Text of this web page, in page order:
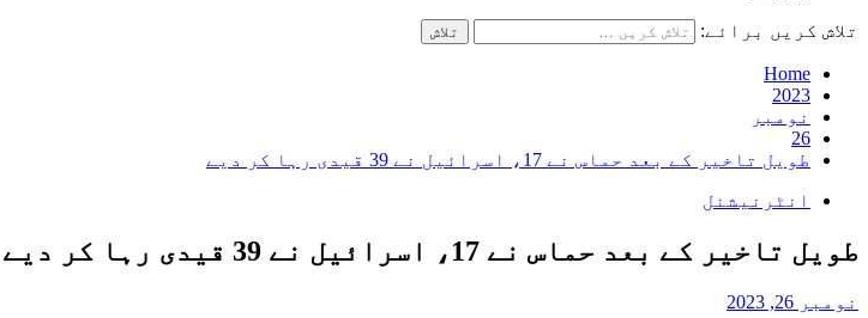
تلاش کریں برائے:
Home
2023
نومبر
26
طویل تاخیر کے بعد حماس نے 17، اسرائیل نے 39 قیدی رہا کر دیے
انٹرنیشنل
طویل تاخیر کے بعد حماس نے 17، اسرائیل نے 39 قیدی رہا کر دیے
نومبر 26, 2023